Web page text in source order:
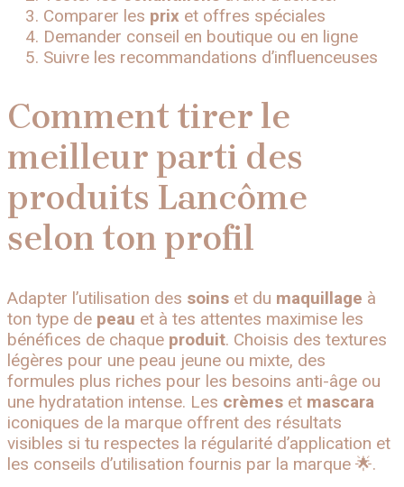
Comparer les prix et offres spéciales
Demander conseil en boutique ou en ligne
Suivre les recommandations d’influenceuses
Comment tirer le
meilleur parti des
produits Lancôme
selon ton profil
Adapter l’utilisation des soins et du maquillage à
ton type de peau et à tes attentes maximise les
bénéfices de chaque produit. Choisis des textures
légères pour une peau jeune ou mixte, des
formules plus riches pour les besoins anti-âge ou
une hydratation intense. Les crèmes et mascara
iconiques de la marque offrent des résultats
visibles si tu respectes la régularité d’application et
les conseils d’utilisation fournis par la marque 🌟.